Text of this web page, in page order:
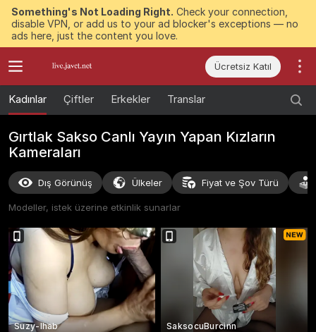
Something's Not Loading Right. Check your connection,
disable VPN, or add us to your ad blocker's exceptions — no
ads here, just the content you love.
Ücretsiz Katıl
Kadınlar Çiftler Erkekler Translar
Gırtlak Sakso Canlı Yayın Yapan Kızların
Kameraları
Dış Görünüş Ülkeler Fiyat ve Şov Türü
Modeller, istek üzerine etkinlik sunarlar
Suzy-Ihab SaksocuBurcinn